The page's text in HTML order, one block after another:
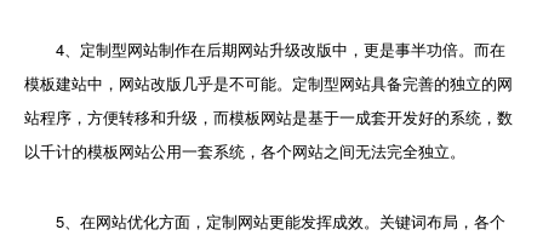
4、定制型网站制作在后期网站升级改版中，更是事半功倍。而在
模板建站中，网站改版几乎是不可能。定制型网站具备完善的独立的网
站程序，方便转移和升级，而模板网站是基于一成套开发好的系统，数
以千计的模板网站公用一套系统，各个网站之间无法完全独立。
5、在网站优化方面，定制网站更能发挥成效。关键词布局，各个